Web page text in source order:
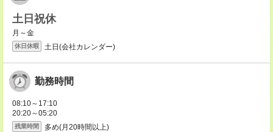
土日祝休
月～金
休日休暇 土日(会社カレンダー)
勤務時間
08:10～17:10
20:20～05:20
残業時間 多め(月20時間以上)